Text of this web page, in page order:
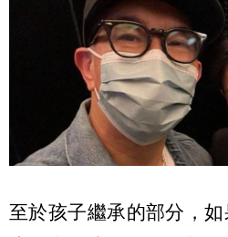
至於孩子繼承的部分，如